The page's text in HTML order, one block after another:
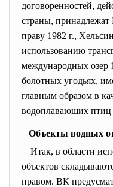
договоренностей,
страны,
праву 1982 г.,
использованию
международных озер
болотных угодьях,
главным образом в
водоплавающих птиц
Объекты водных
Итак, в области
объектов
правом. ВК